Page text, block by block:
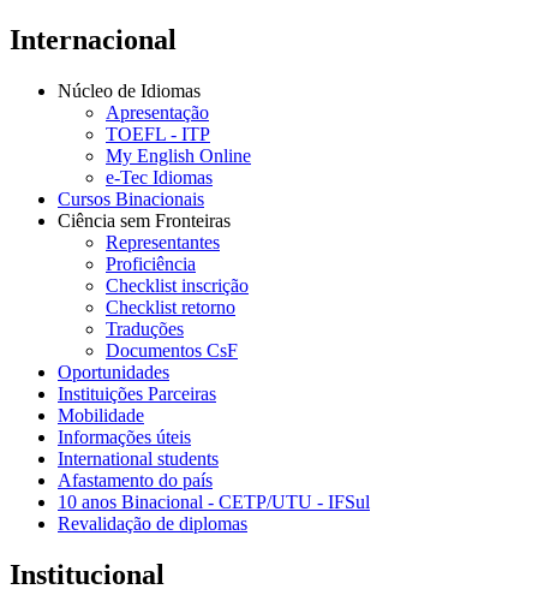
Internacional
Núcleo de Idiomas
Apresentação
TOEFL - ITP
My English Online
e-Tec Idiomas
Cursos Binacionais
Ciência sem Fronteiras
Representantes
Proficiência
Checklist inscrição
Checklist retorno
Traduções
Documentos CsF
Oportunidades
Instituições Parceiras
Mobilidade
Informações úteis
International students
Afastamento do país
10 anos Binacional - CETP/UTU - IFSul
Revalidação de diplomas
Institucional